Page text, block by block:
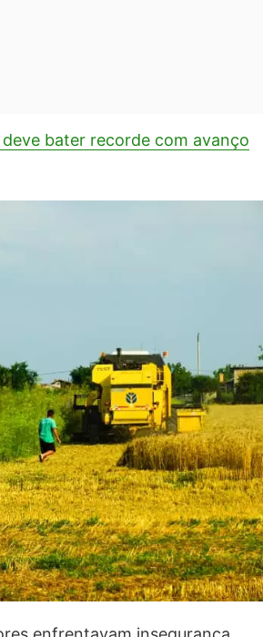
bater recorde com avanço